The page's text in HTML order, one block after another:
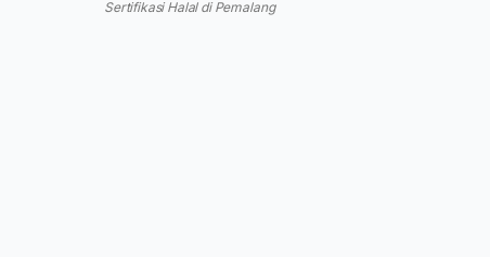
Sertifikasi Halal di Pemalang